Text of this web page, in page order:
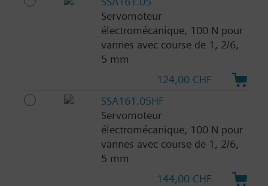
Servomoteur
électromécanique, 100 N pour
vannes avec course de 1, 2/6,
5 mm
124,00 CHF
SSA161.05HF
Servomoteur
électromécanique, 100 N pour
vannes avec course de 1, 2/6,
5 mm
144,00 CHF